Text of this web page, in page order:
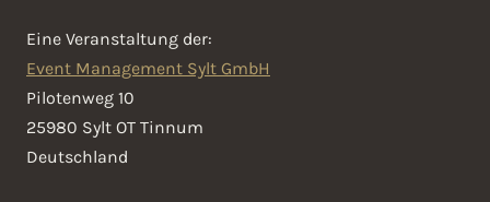
Eine Veranstaltung der:
Event Management Sylt GmbH
Pilotenweg 10
25980 Sylt OT Tinnum
Deutschland